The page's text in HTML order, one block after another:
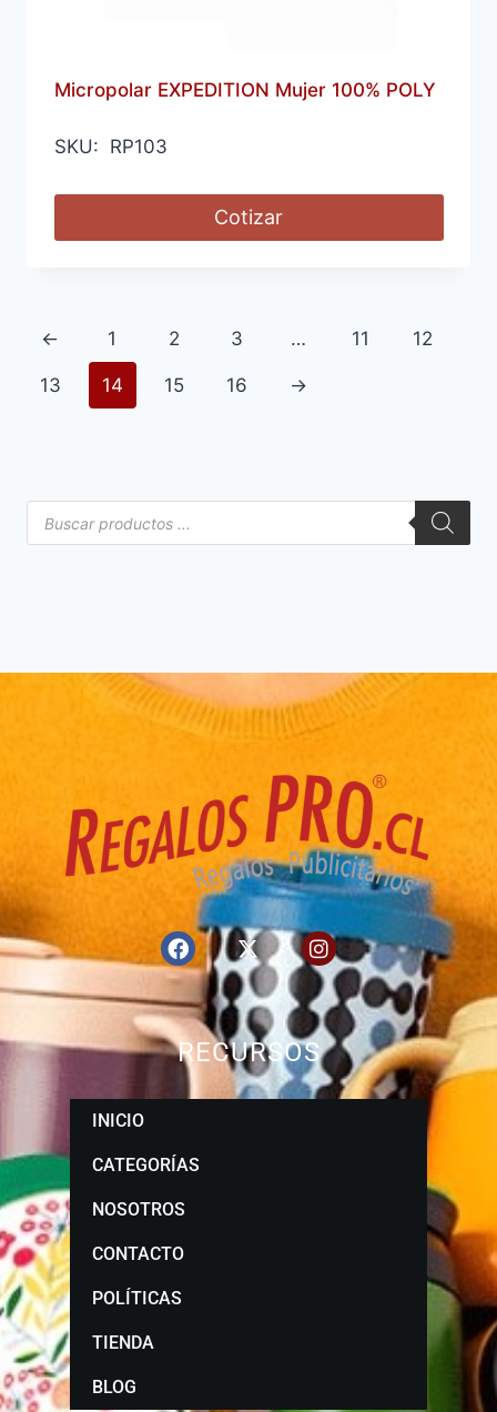
Micropolar EXPEDITION Mujer 100% POLY
SKU: RP103
Cotizar
← 1 2 3 … 11 12
13 14 15 16 →
RECURSOS
INICIO
CATEGORÍAS
NOSOTROS
CONTACTO
POLÍTICAS
TIENDA
BLOG